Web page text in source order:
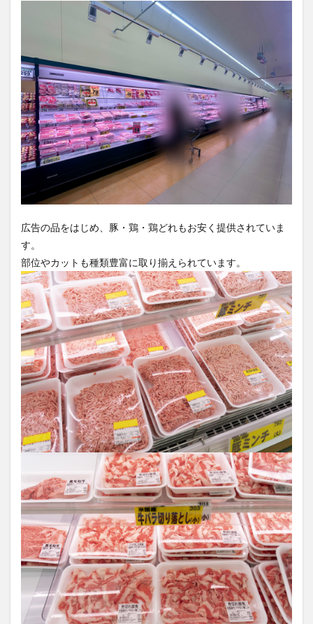
広告の品をはじめ、豚・鶏・鶏どれもお安く提供されていま
す。
部位やカットも種類豊富に取り揃えられています。